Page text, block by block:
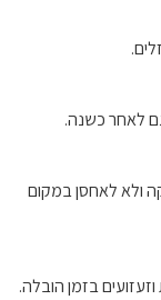
לאחר כשנה.
ולא לאחסן במקום
בזמן הובלה.